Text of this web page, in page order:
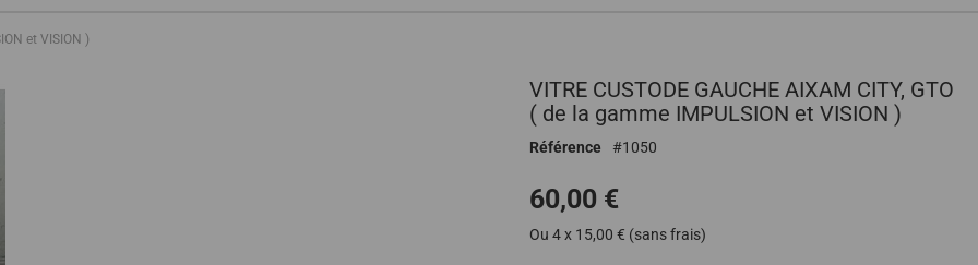
et VISION )
VITRE CUSTODE GAUCHE AIXAM CITY, GTO
( de la gamme IMPULSION et VISION )
Référence 1050
60,00 €
Ou 4 x 15,00 € (sans frais)